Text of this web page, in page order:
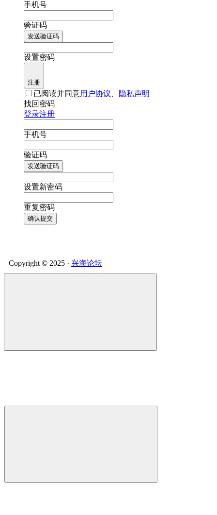
手机号
验证码
发送验证码
设置密码
注册
已阅读并同意用户协议
隐私声明
找回密码
登录注册
手机号
验证码
发送验证码
设置新密码
重复密码
确认提交
Copyright © 2025 · 兴海论坛